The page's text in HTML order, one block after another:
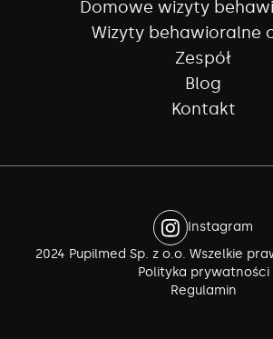
Domowe wizyty
Wizyty behawioralne
Zespół
Blog
Kontakt
Instagram
2024 Pupilmed Sp. z o.o. Wszelkie
Polityka prywatności
Regulamin